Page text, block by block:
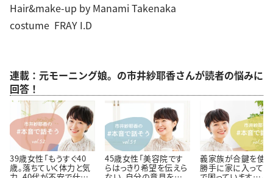
Hair&make-up by Manami Takenaka
costume FRAY I.D
連載：元モーニング娘。の市井紗耶香さんが読者の悩みに
回答！
39歳女性「もうすぐ40
歳。落ちていく体力と気
45歳女性「美容院です
らはっきり希望を伝えら
義家族が合鍵を使
勝手に家に入ってく